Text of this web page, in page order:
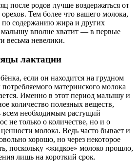
после родов лучше воздержаться от
Тем более что вашего молока,
содержанию жира и других
малышу вполне хватит — в первые
весьма невелики.
лактации
если он находится на грудном
материнского молока
Именно в этот период малышу и
количество полезных веществ,
всем необходимым растущий
не только о количестве, но и о
молока. Ведь часто бывает и
хорошо, но через некоторое
поскольку «жидкое» молоко прошло,
лишь на короткий срок.